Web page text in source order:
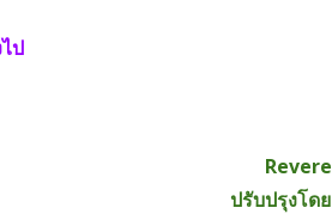
ป
ปรับปรุงโด